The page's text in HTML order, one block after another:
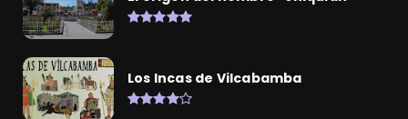
Los Incas de Vilcabamba